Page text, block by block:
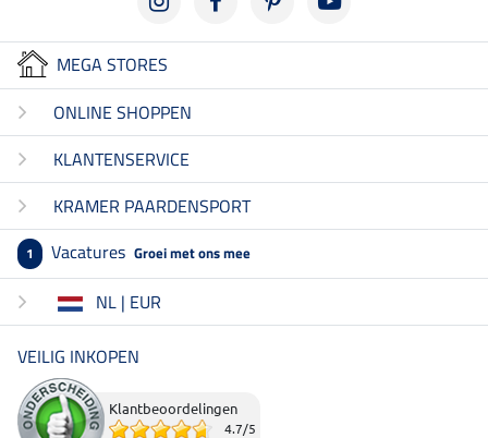
MEGA STORES
ONLINE SHOPPEN
KLANTENSERVICE
KRAMER PAARDENSPORT
1 Vacatures Groei met ons mee
NL | EUR
VEILIG INKOPEN
Klantbeoordelingen
4.7/5